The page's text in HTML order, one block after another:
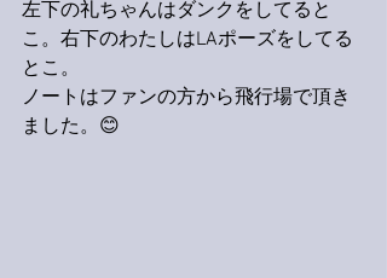
左下の礼ちゃんはダンクをしてると
こ。右下のわたしはLAポーズをしてる
とこ。
ノートはファンの方から飛行場で頂き
ました。😊